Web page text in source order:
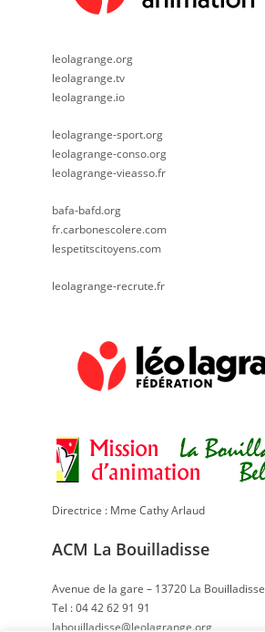
leolagrange.org
leolagrange.tv
leolagrange.io
leolagrange-sport.org
leolagrange-conso.org
leolagrange-vieasso.fr
bafa-bafd.org
fr.carbonescolere.com
lespetitscitoyens.com
leolagrange-recrute.fr
Directrice : Mme Cathy Arlaud
ACM La Bouilladisse
Avenue de la gare – 13720 La Bouilladisse
Tel : 04 42 62 91 91
labouilladisse@leolagrange.org